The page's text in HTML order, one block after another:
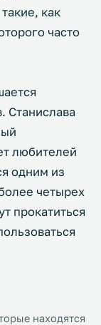
как
часто
Станислава
любителей
одним из
четырех
прокатиться
находятся